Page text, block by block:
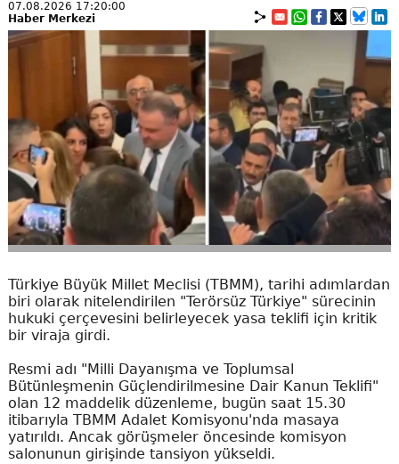
07.08.2026 17:20:00
Haber Merkezi
Türkiye Büyük Millet Meclisi (TBMM), tarihi adımlardan
biri olarak nitelendirilen "Terörsüz Türkiye" sürecinin
hukuki çerçevesini belirleyecek yasa teklifi için kritik
bir viraja girdi.
Resmi adı "Milli Dayanışma ve Toplumsal
Bütünleşmenin Güçlendirilmesine Dair Kanun Teklifi"
olan 12 maddelik düzenleme, bugün saat 15.30
itibarıyla TBMM Adalet Komisyonu'nda masaya
yatırıldı. Ancak görüşmeler öncesinde komisyon
salonunun girişinde tansiyon yükseldi.